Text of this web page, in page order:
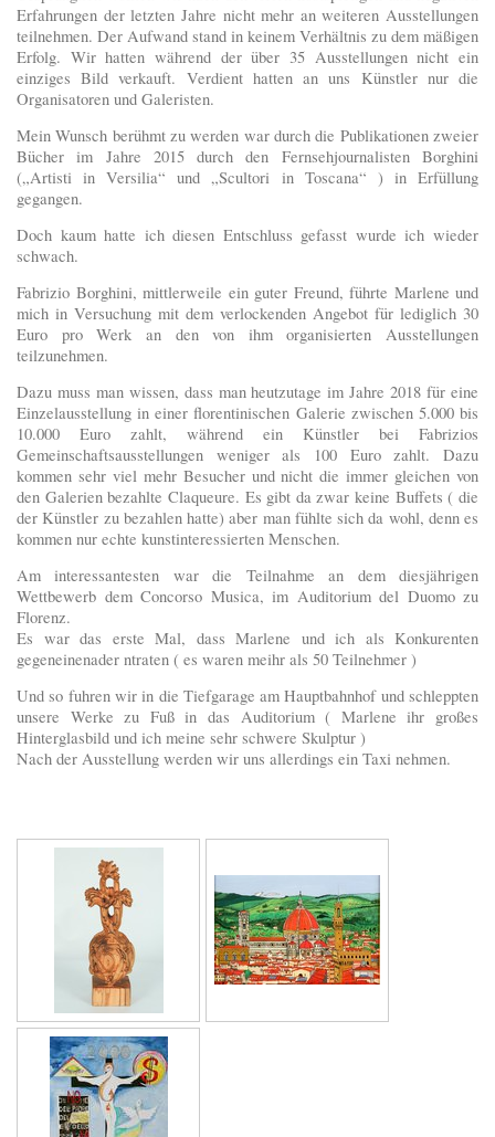
Erfahrungen der letzten Jahre nicht mehr an weiteren Ausstellungen
teilnehmen. Der Aufwand stand in keinem Verhältnis zu dem mäßigen
Erfolg. Wir hatten während der über 35 Ausstellungen nicht ein
einziges Bild verkauft. Verdient hatten an uns Künstler nur die
Organisatoren und Galeristen.
Mein Wunsch berühmt zu werden war durch die Publikationen zweier
Bücher im Jahre 2015 durch den Fernsehjournalisten Borghini
(„Artisti in Versilia“ und „Scultori in Toscana“ ) in Erfüllung
gegangen.
Doch kaum hatte ich diesen Entschluss gefasst wurde ich wieder
schwach.
Fabrizio Borghini, mittlerweile ein guter Freund, führte Marlene und
mich in Versuchung mit dem verlockenden Angebot für lediglich 30
Euro pro Werk an den von ihm organisierten Ausstellungen
teilzunehmen.
Dazu muss man wissen, dass man heutzutage im Jahre 2018 für eine
Einzelausstellung in einer florentinischen Galerie zwischen 5.000 bis
10.000 Euro zahlt, während ein Künstler bei Fabrizios
Gemeinschaftsausstellungen weniger als 100 Euro zahlt. Dazu
kommen sehr viel mehr Besucher und nicht die immer gleichen von
den Galerien bezahlte Claqueure. Es gibt da zwar keine Buffets ( die
der Künstler zu bezahlen hatte) aber man fühlte sich da wohl, denn es
kommen nur echte kunstinteressierten Menschen.
Am interessantesten war die Teilnahme an dem diesjährigen
Wettbewerb dem Concorso Musica, im Auditorium del Duomo zu
Florenz.
Es war das erste Mal, dass Marlene und ich als Konkurenten
gegeneinenader ntraten ( es waren meihr als 50 Teilnehmer )
Und so fuhren wir in die Tiefgarage am Hauptbahnhof und schleppten
unsere Werke zu Fuß in das Auditorium ( Marlene ihr großes
Hinterglasbild und ich meine sehr schwere Skulptur )
Nach der Ausstellung werden wir uns allerdings ein Taxi nehmen.